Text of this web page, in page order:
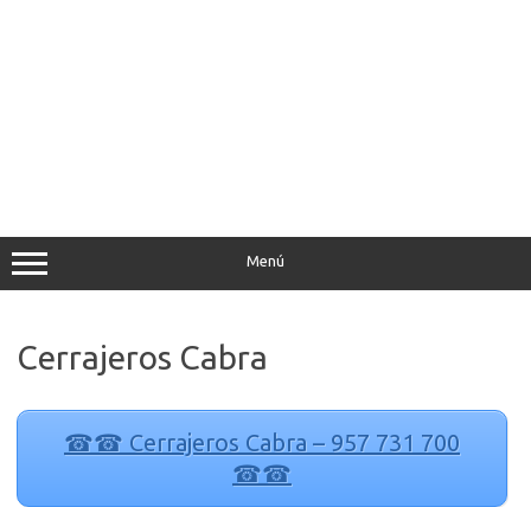
Menú
Cerrajeros Cabra
☎☎ Cerrajeros Cabra – 957 731 700
☎☎